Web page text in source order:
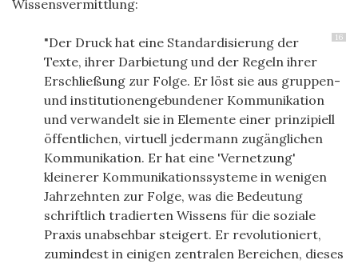
Wissensvermittlung:
16
"Der Druck hat eine Standardisierung der
Texte, ihrer Darbietung und der Regeln ihrer
Erschließung zur Folge. Er löst sie aus gruppen-
und institutionengebundener Kommunikation
und verwandelt sie in Elemente einer prinzipiell
öffentlichen, virtuell jedermann zugänglichen
Kommunikation. Er hat eine 'Vernetzung'
kleinerer Kommunikationssysteme in wenigen
Jahrzehnten zur Folge, was die Bedeutung
schriftlich tradierten Wissens für die soziale
Praxis unabsehbar steigert. Er revolutioniert,
zumindest in einigen zentralen Bereichen, dieses